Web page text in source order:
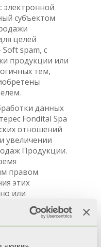
электронной
субъектом
целей
spam, с
продукции или
тем,
данных
Fondital Spa
отношений
увеличении
Продукции.
правом
этих
или
содержащуюся
или